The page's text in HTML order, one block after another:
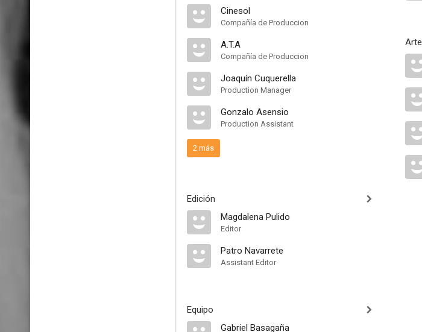
Cinesol
Compañía de Produccion
A.T.A
Compañía de Produccion
Joaquín Cuquerella
Production Manager
Gonzalo Asensio
Production Assistant
2 más
Edición
Magdalena Pulido
Editor
Patro Navarrete
Assistant Editor
Equipo
Gabriel Basagaña
Arte